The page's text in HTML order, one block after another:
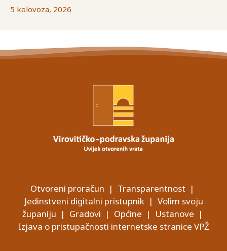
5 kolovoza, 2026
Otvoreni proračun | Transparentnost |
Jedinstveni digitalni pristupnik| Volim svoju
županiju | Gradovi | Općine | Ustanove |
Izjava o pristupačnosti internetske stranice VPŽ